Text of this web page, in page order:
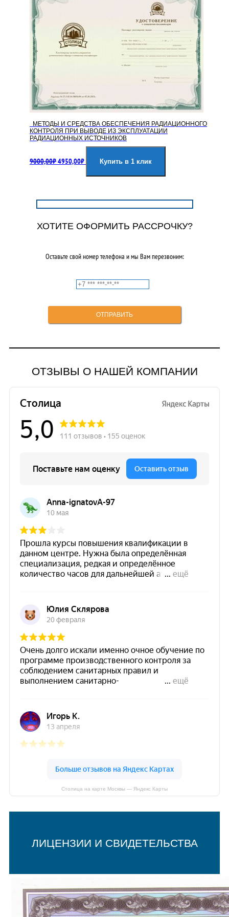
МЕТОДЫ И СРЕДСТВА ОБЕСПЕЧЕНИЯ РАДИАЦИОННОГО
КОНТРОЛЯ ПРИ ВЫВОДЕ ИЗ ЭКСПЛУАТАЦИИ
РАДИАЦИОННЫХ ИСТОЧНИКОВ
9000,00₽цена
4950,00₽цена:
Купить в 1 клик
ХОТИТЕ ОФОРМИТЬ РАССРОЧКУ?
Оставьте свой номер телефона и мы Вам перезвоним:
ОТЗЫВЫ О НАШЕЙ КОМПАНИИ
Столица на карте Москвы — Яндекс Карты
ЛИЦЕНЗИИ И СВИДЕТЕЛЬСТВА